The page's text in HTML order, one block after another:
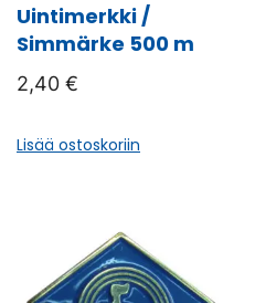
Uintimerkki /
Simmärke 500 m
2,40 €
Lisää ostoskoriin